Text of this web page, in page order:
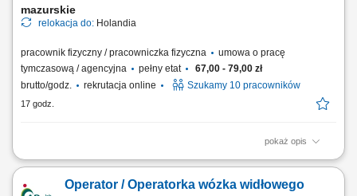
mazurskie
relokacja do: Holandia
pracownik fizyczny / pracowniczka fizyczna
umowa o pracę
tymczasową / agencyjna
pełny etat
67,00 - 79,00 zł
brutto/godz.
rekrutacja online Szukamy 10 pracowników
17 godz.
pokaż opis
Nowoczesna holenderska firma z branży spożywczej, specjalizująca się
świeże i mrożone wyroby drobiowe dla klientów B2B w całej Europie,
Operator / Operatorka wózka widłowego